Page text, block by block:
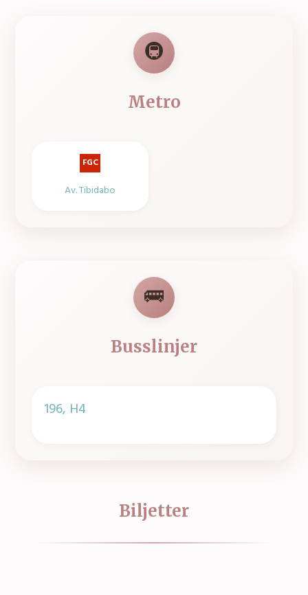
🚇
Metro
FGC
Av. Tibidabo
🚌
Busslinjer
196, H4
Biljetter